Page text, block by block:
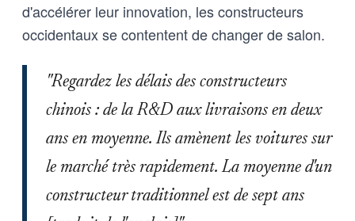
d'accélérer leur innovation, les constructeurs
occidentaux se contentent de changer de salon.
"Regardez les délais des constructeurs
chinois : de la R&D aux livraisons en deux
ans en moyenne. Ils amènent les voitures sur
le marché très rapidement. La moyenne d'un
constructeur traditionnel est de sept ans